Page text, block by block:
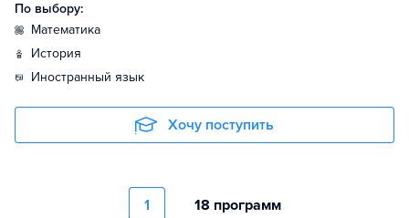
По выбору:
математика
история
иностранный язык
Хочу поступить
1 18 программ